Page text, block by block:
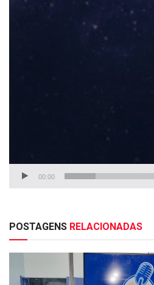
00:00
POSTAGENS RELACIONADAS